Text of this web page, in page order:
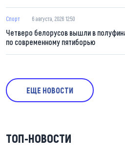
Спорт 6 августа, 2026 12:50
Четверо белорусов вышли в
по современному пятиборью
ЕЩЕ НОВОСТИ
ТОП-НОВОСТИ